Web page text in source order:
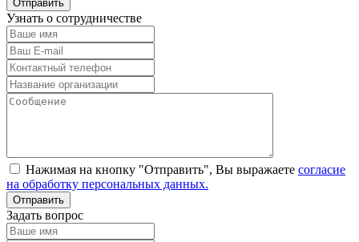
Узнать о сотрудничестве
Нажимая на кнопку "Отправить", Вы выражаете согласие
на обработку персональных данных.
Задать вопрос